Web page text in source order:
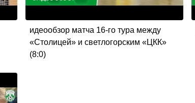
идеообзор матча 16-го тура между
«Столицей» и светлогорским «ЦКК»
(8:0)